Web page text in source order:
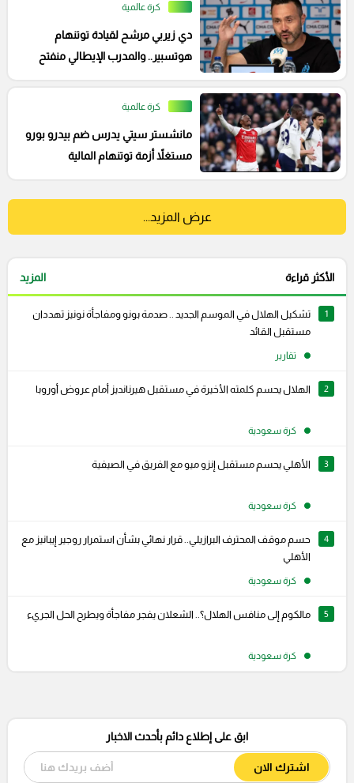
كرة عالمية
دي زيربي مرشح لقيادة توتنهام
هوتسبير.. والمدرب الإيطالي منفتح
كرة عالمية
مانشستر سيتي يدرس ضم بيدرو بورو
مستغلاً أزمة توتنهام المالية
عرض المزيد...
الأكثر قراءة المزيد
1
تشكيل الهلال في الموسم الجديد .. صدمة بونو ومفاجأة نونيز تهددان
مستقبل القائد
تقارير
2 الهلال يحسم كلمته الأخيرة في مستقبل هيرنانديز أمام عروض أوروبا
كرة سعودية
3 الأهلي يحسم مستقبل إنزو ميو مع الفريق في الصيفية
كرة سعودية
4
حسم موقف المحترف البرازيلي.. قرار نهائي بشأن استمرار روجير إيبانيز مع
الأهلي
كرة سعودية
5 مالكوم إلى منافس الهلال؟.. الشعلان يفجر مفاجأة ويطرح الحل الجريء
كرة سعودية
ابق على إطلاع دائم بأحدث الاخبار
اشترك الان